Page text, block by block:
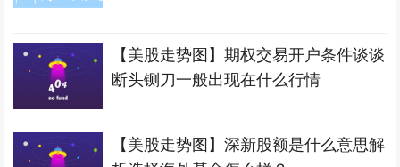
【美股走势图】期权交易开户条件谈谈
断头铡刀一般出现在什么行情
【美股走势图】深新股额是什么意思解